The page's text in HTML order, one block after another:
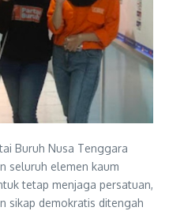
Buruh Nusa Tenggara
seluruh elemen kaum
tetap menjaga persatuan,
sikap demokratis ditengah